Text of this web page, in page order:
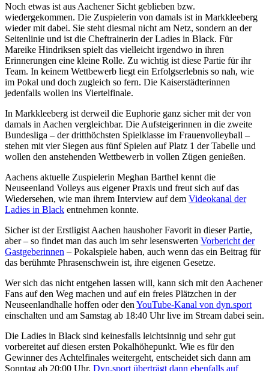
Noch etwas ist aus Aachener Sicht geblieben bzw.
wiedergekommen. Die Zuspielerin von damals ist in Markkleeberg
wieder mit dabei. Sie steht diesmal nicht am Netz, sondern an der
Seitenlinie und ist die Cheftrainerin der Ladies in Black. Für
Mareike Hindriksen spielt das vielleicht irgendwo in ihren
Erinnerungen eine kleine Rolle. Zu wichtig ist diese Partie für ihr
Team. In keinem Wettbewerb liegt ein Erfolgserlebnis so nah, wie
im Pokal und doch zugleich so fern. Die Kaiserstädterinnen
jedenfalls wollen ins Viertelfinale.
In Markkleeberg ist derweil die Euphorie ganz sicher mit der von
damals in Aachen vergleichbar. Die Aufsteigerinnen in die zweite
Bundesliga – der dritthöchsten Spielklasse im Frauenvolleyball –
stehen mit vier Siegen aus fünf Spielen auf Platz 1 der Tabelle und
wollen den anstehenden Wettbewerb in vollen Zügen genießen.
Aachens aktuelle Zuspielerin Meghan Barthel kennt die
Neuseenland Volleys aus eigener Praxis und freut sich auf das
Wiedersehen, wie man ihrem Interview auf dem Videokanal der
Ladies in Black entnehmen konnte.
Sicher ist der Erstligist Aachen haushoher Favorit in dieser Partie,
aber – so findet man das auch im sehr lesenswerten Vorbericht der
Gastgeberinnen – Pokalspiele haben, auch wenn das ein Beitrag für
das berühmte Phrasenschwein ist, ihre eigenen Gesetze.
Wer sich das nicht entgehen lassen will, kann sich mit den Aachener
Fans auf den Weg machen und auf ein freies Plätzchen in der
Neuseenlandhalle hoffen oder den YouTube-Kanal von dyn.sport
einschalten und am Samstag ab 18:40 Uhr live im Stream dabei sein.
Die Ladies in Black sind keinesfalls leichtsinnig und sehr gut
vorbereitet auf diesen ersten Pokalhöhepunkt. Wie es für den
Gewinner des Achtelfinales weitergeht, entscheidet sich dann am
Sonntag ab 20:00 Uhr. Dyn.sport überträgt dann ebenfalls auf